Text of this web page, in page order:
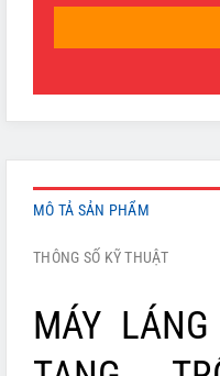
MÔ TẢ SẢN PHẨM
THÔNG SỐ KỸ THUẬT
MÁY